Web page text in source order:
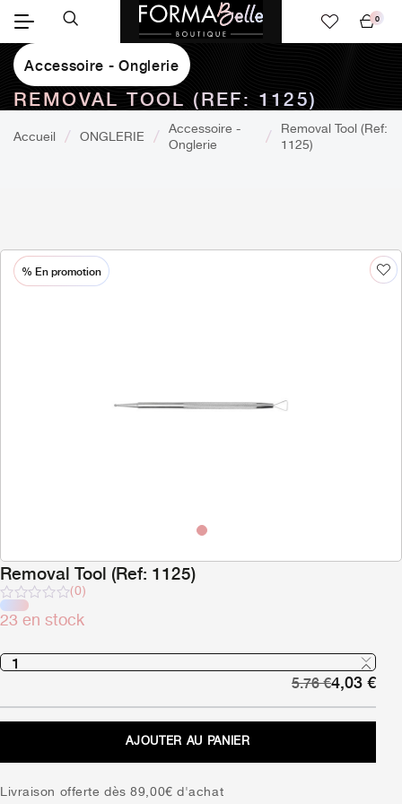
panier
0
Accessoire - Onglerie
REMOVAL TOOL (REF: 1125)
Accueil ONGLERIE
Accessoire -
Onglerie
Removal Tool (Ref:
1125)
% En promotion
Removal Tool (Ref: 1125)
Note
sur
(0)
23 en stock
5.76€Le
prix
initial
5,76 €.
4,03€Le
prix
AJOUTER AU PANIER
Livraison offerte dès 89,00€ d'achat